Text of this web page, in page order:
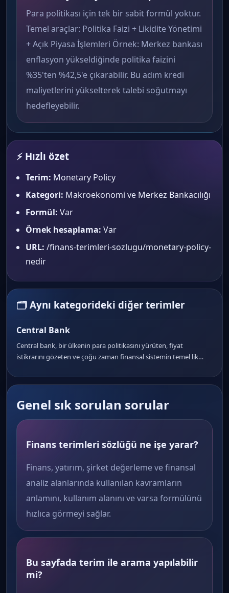
Para politikası için tek bir sabit formül yoktur.
Temel araçlar: Politika Faizi + Likidite Yönetimi
+ Açık Piyasa İşlemleri Örnek: Merkez bankası
enflasyon yükseldiğinde politika faizini
%35'ten %42,5'e çıkarabilir. Bu adım kredi
maliyetlerini yükselterek talebi soğutmayı
hedefleyebilir.
⚡ Hızlı özet
Terim: Monetary Policy
Kategori: Makroekonomi ve Merkez Bankacılığı
Formül: Var
Örnek hesaplama: Var
URL: /finans-terimleri-sozlugu/monetary-policy-
nedir
🗂 Aynı kategorideki diğer terimler
Central Bank
Central bank, bir ülkenin para politikasını yürüten, fiyat
istikrarını gözeten ve çoğu zaman finansal sistemin temel lik…
Genel sık sorulan sorular
Finans terimleri sözlüğü ne işe yarar?
Finans, yatırım, şirket değerleme ve finansal
analiz alanlarında kullanılan kavramların
anlamını, kullanım alanını ve varsa formülünü
hızlıca görmeyi sağlar.
Bu sayfada terim ile arama yapılabilir
mi?